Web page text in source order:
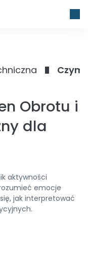
Czym
Obrotu i
dla
aktywności
emocje
jak interpretować